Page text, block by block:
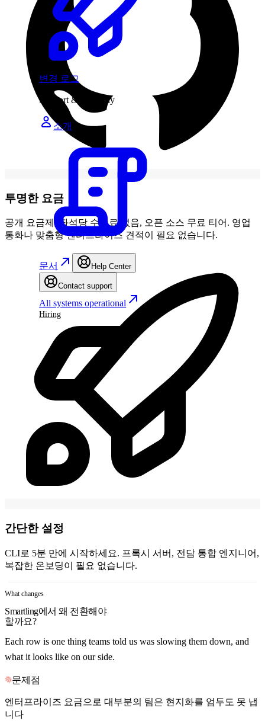
변경 로그
Support & company
소개
문서 Help Center
Contact support
All systems operational
Hiring
투명한 요금
공개 요금제, 좌석당 수수료 없음, 오픈 소스 무료 티어. 영업
통화나 맞춤형 엔터프라이즈 견적이 필요 없습니다.
간단한 설정
CLI로 5분 만에 시작하세요. 프록시 서버, 전담 통합 엔지니어,
복잡한 온보딩이 필요 없습니다.
What changes
Smartling에서 왜 전환해야
할까요?
Each row is one thing teams told us was slowing them down, and
what it looks like on our side.
문제점
엔터프라이즈 요금으로 대부분의 팀은 현지화를 엄두도 못 냅
니다